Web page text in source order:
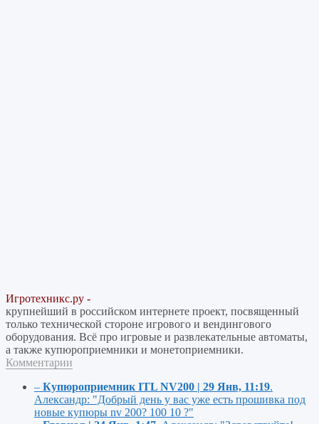
Игротехникс.ру -
крупнейший в российском интернете проект, посвященный
только технической стороне игрового и вендингового
оборудования. Всё про игровые и развлекательные автоматы,
а также купюроприемники и монетоприемники.
Комментарии
– Купюроприемник ITL NV200 | 29 Янв, 11:19.
Александр: "Добрый день у вас уже есть прошивка под
новые купюры nv 200? 100 10 ?"